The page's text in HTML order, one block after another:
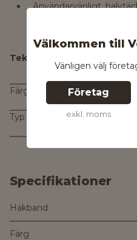
Välkommen till
Vänligen välj
Företag
exkl. moms
Användarvänligt,
Tekniska data
Färg
Typ av hjälm
Specifikationer
Hakband
Färg